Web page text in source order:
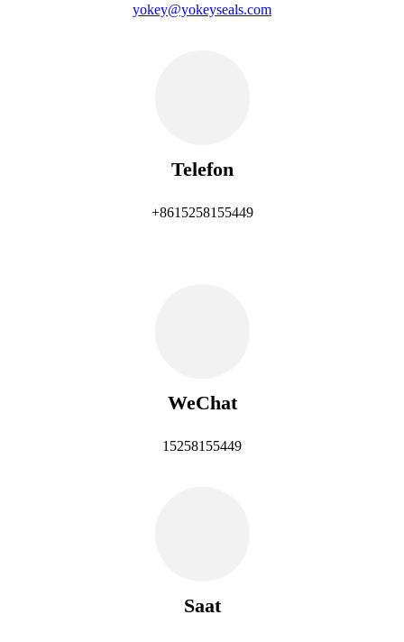
yokey@yokeyseals.com
Telefon
+8615258155449
WeChat
15258155449
Saat